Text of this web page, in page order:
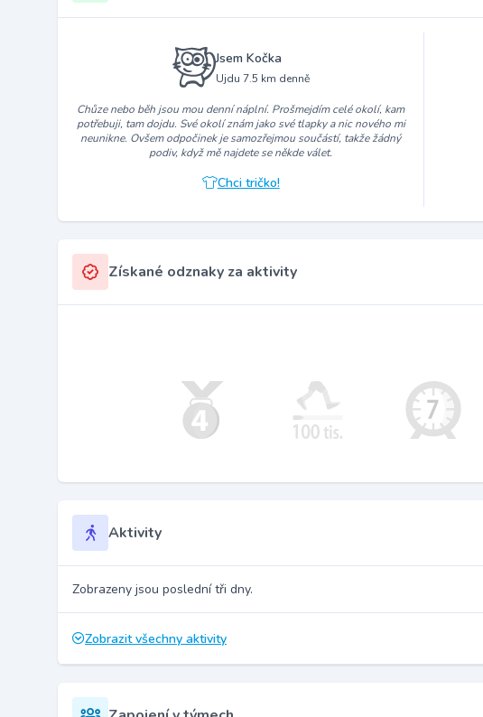
Jsem Kočka
Ujdu 7.5 km denně
Chůze nebo běh jsou mou denní náplní. Prošmejdím celé okolí, kam
potřebuji, tam dojdu. Své okolí znám jako své tlapky a nic nového mi
neunikne. Ovšem odpočinek je samozřejmou součástí, takže žádný
podiv, když mě najdete se někde válet.
Chci tričko!
Získané odznaky za aktivity
Aktivity
Zobrazeny jsou poslední tři dny.
Zobrazit všechny aktivity